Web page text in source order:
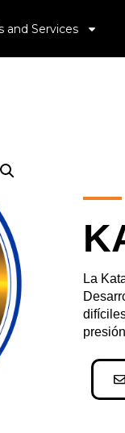
and Services
La